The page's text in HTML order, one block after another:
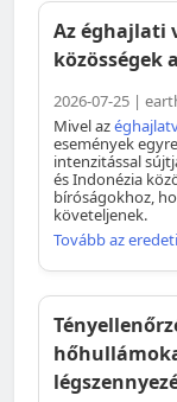
Az éghajlati
közösségek
2026-07-25 |
Mivel az
események
intenzitással
és Indonézia
bíróságokhoz,
követeljenek.
Tovább az